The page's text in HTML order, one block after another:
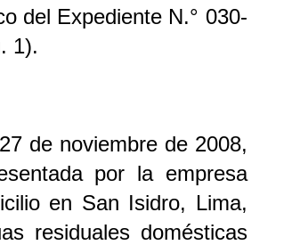
del Expediente N.° 030-
1).
de noviembre de 2008,
por la empresa
en San Isidro, Lima,
residuales domésticas